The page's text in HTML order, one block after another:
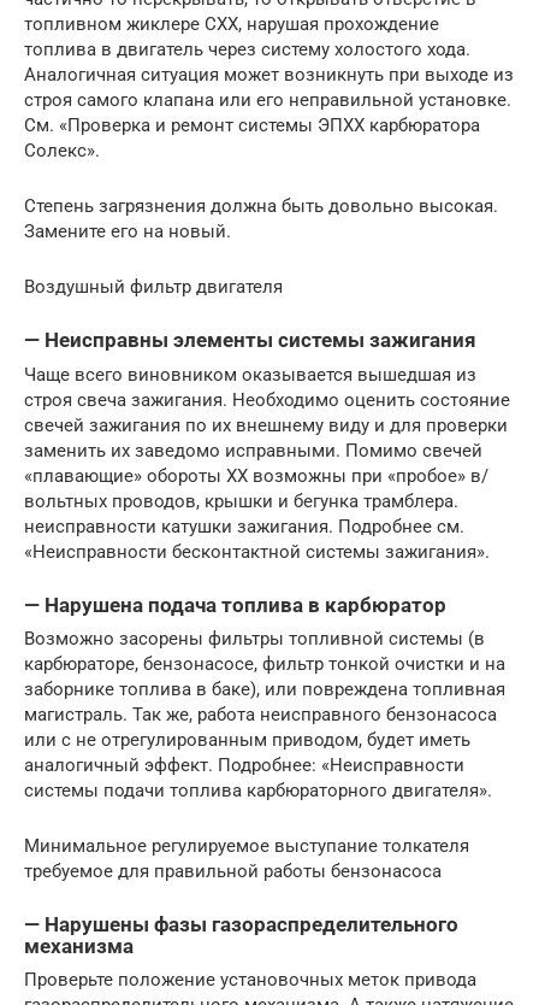
топливном жиклере СХХ, нарушая прохождение
топлива в двигатель через систему холостого хода.
Аналогичная ситуация может возникнуть при выходе из
строя самого клапана или его неправильной установке.
См. «Проверка и ремонт системы ЭПХХ карбюратора
Солекс».
Степень загрязнения должна быть довольно высокая.
Замените его на новый.
Воздушный фильтр двигателя
— Неисправны элементы системы зажигания
Чаще всего виновником оказывается вышедшая из
строя свеча зажигания. Необходимо оценить состояние
свечей зажигания по их внешнему виду и для проверки
заменить их заведомо исправными. Помимо свечей
«плавающие» обороты ХХ возможны при «пробое» в/
вольтных проводов, крышки и бегунка трамблера.
неисправности катушки зажигания. Подробнее см.
«Неисправности бесконтактной системы зажигания».
— Нарушена подача топлива в карбюратор
Возможно засорены фильтры топливной системы (в
карбюраторе, бензонасосе, фильтр тонкой очистки и на
заборнике топлива в баке), или повреждена топливная
магистраль. Так же, работа неисправного бензонасоса
или с не отрегулированным приводом, будет иметь
аналогичный эффект. Подробнее: «Неисправности
системы подачи топлива карбюраторного двигателя».
Минимальное регулируемое выступание толкателя
требуемое для правильной работы бензонасоса
— Нарушены фазы газораспределительного
механизма
Проверьте положение установочных меток привода